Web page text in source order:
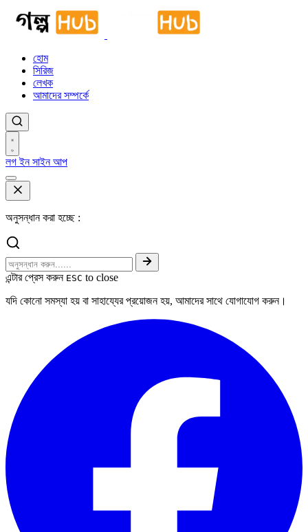
হোম
সিরিজ
লেখক
আমাদের সম্পর্কে
লগ ইনসাইন আপ
অনুসন্ধান করা হচ্ছে :
এন্টার প্রেস করুন ESC to close
যদি কোনো সমস্যা হয় বা সাহায্যের প্রয়োজন হয়, আমাদের সাথে যোগাযোগ করুন।